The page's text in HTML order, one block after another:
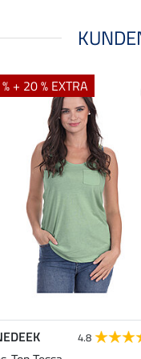
+ 20 % EXTRA
4.8